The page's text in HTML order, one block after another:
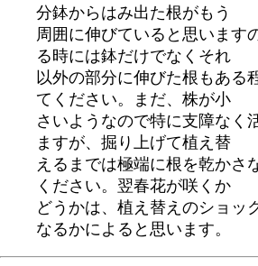
分鉢からはみ出た根がもう
周囲に伸びていると思います
る時には鉢だけでなくそれ
以外の部分に伸びた根もある
てください。まだ、株が小
さいようなので特に支障なく
ますが、掘り上げて植え替
えるまでは極端に根を乾かさ
ください。翌春花が咲くか
どうかは、植え替えのショッ
なるかによると思います。